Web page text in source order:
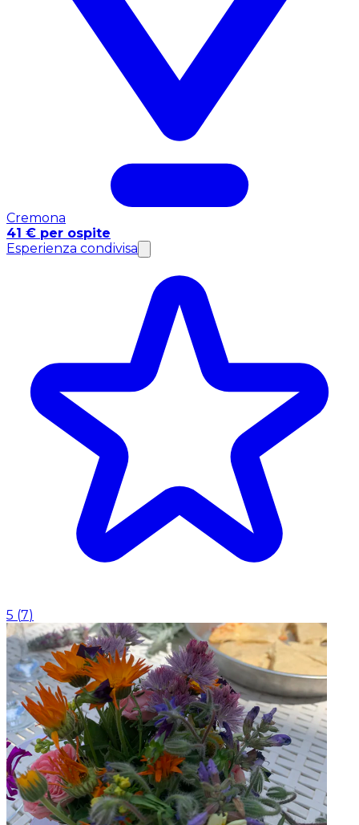
Cremona
41 € per ospite
Esperienza condivisa
5 (7)